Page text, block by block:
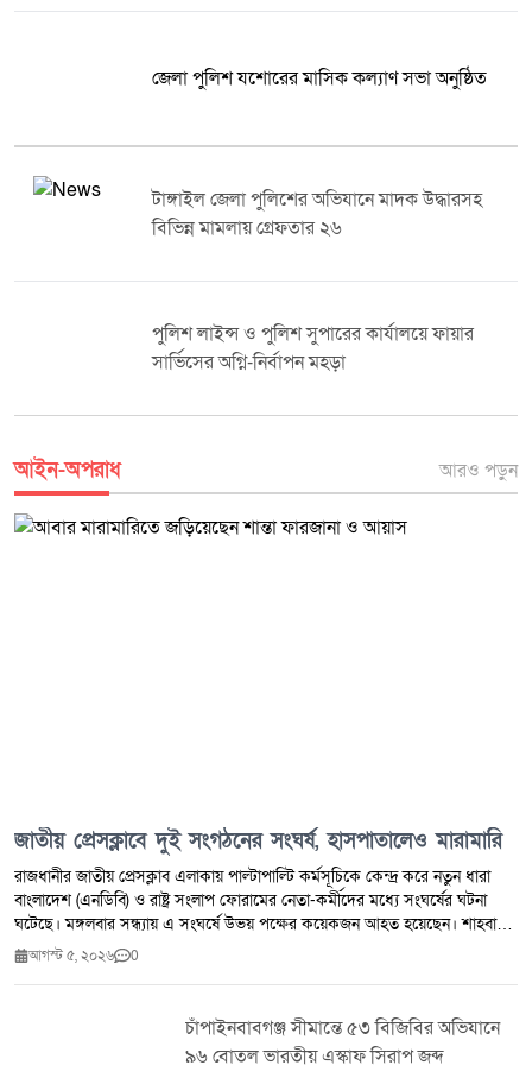
জেলা পুলিশ যশোরের মাসিক কল্যাণ সভা অনুষ্ঠিত
টাঙ্গাইল জেলা পুলিশের অভিযানে মাদক উদ্ধারসহ
বিভিন্ন মামলায় গ্রেফতার ২৬
পুলিশ লাইন্স ও পুলিশ সুপারের কার্যালয়ে ফায়ার
সার্ভিসের অগ্নি-নির্বাপন মহড়া
আইন-অপরাধ আরও পড়ুন
জাতীয় প্রেসক্লাবে দুই সংগঠনের সংঘর্ষ, হাসপাতালেও মারামারি
রাজধানীর জাতীয় প্রেসক্লাব এলাকায় পাল্টাপাল্টি কর্মসূচিকে কেন্দ্র করে নতুন ধারা
বাংলাদেশ (এনডিবি) ও রাষ্ট্র সংলাপ ফোরামের নেতা-কর্মীদের মধ্যে সংঘর্ষের ঘটনা
ঘটেছে। মঙ্গলবার সন্ধ্যায় এ সংঘর্ষে উভয় পক্ষের কয়েকজন আহত হয়েছেন। শাহবাগ
থানা-পুলিশ সূত্রে জানা যায়, গত শনিবার জুলাই গণ-অভ্যুত্থান ও শহীদদের নিয়ে কটূক্তি
এনডিবির কার্যালয়ে শান্তা ফারজানাকে মারধরের অভিযোগও রয়েছে। প্রত্যক্ষদর্শী ও
পুলিশ জানায়, ওই ঘটনার জেরে মঙ্গলবার সন্ধ্যায় জাতীয় প্রেসক্লাব এলাকায় দুই সংগঠন
আগস্ট ৫, ২০২৬ 0
চাঁপাইনবাবগঞ্জ সীমান্তে ৫৩ বিজিবির অভিযানে
৯৬ বোতল ভারতীয় এস্কাফ সিরাপ জব্দ